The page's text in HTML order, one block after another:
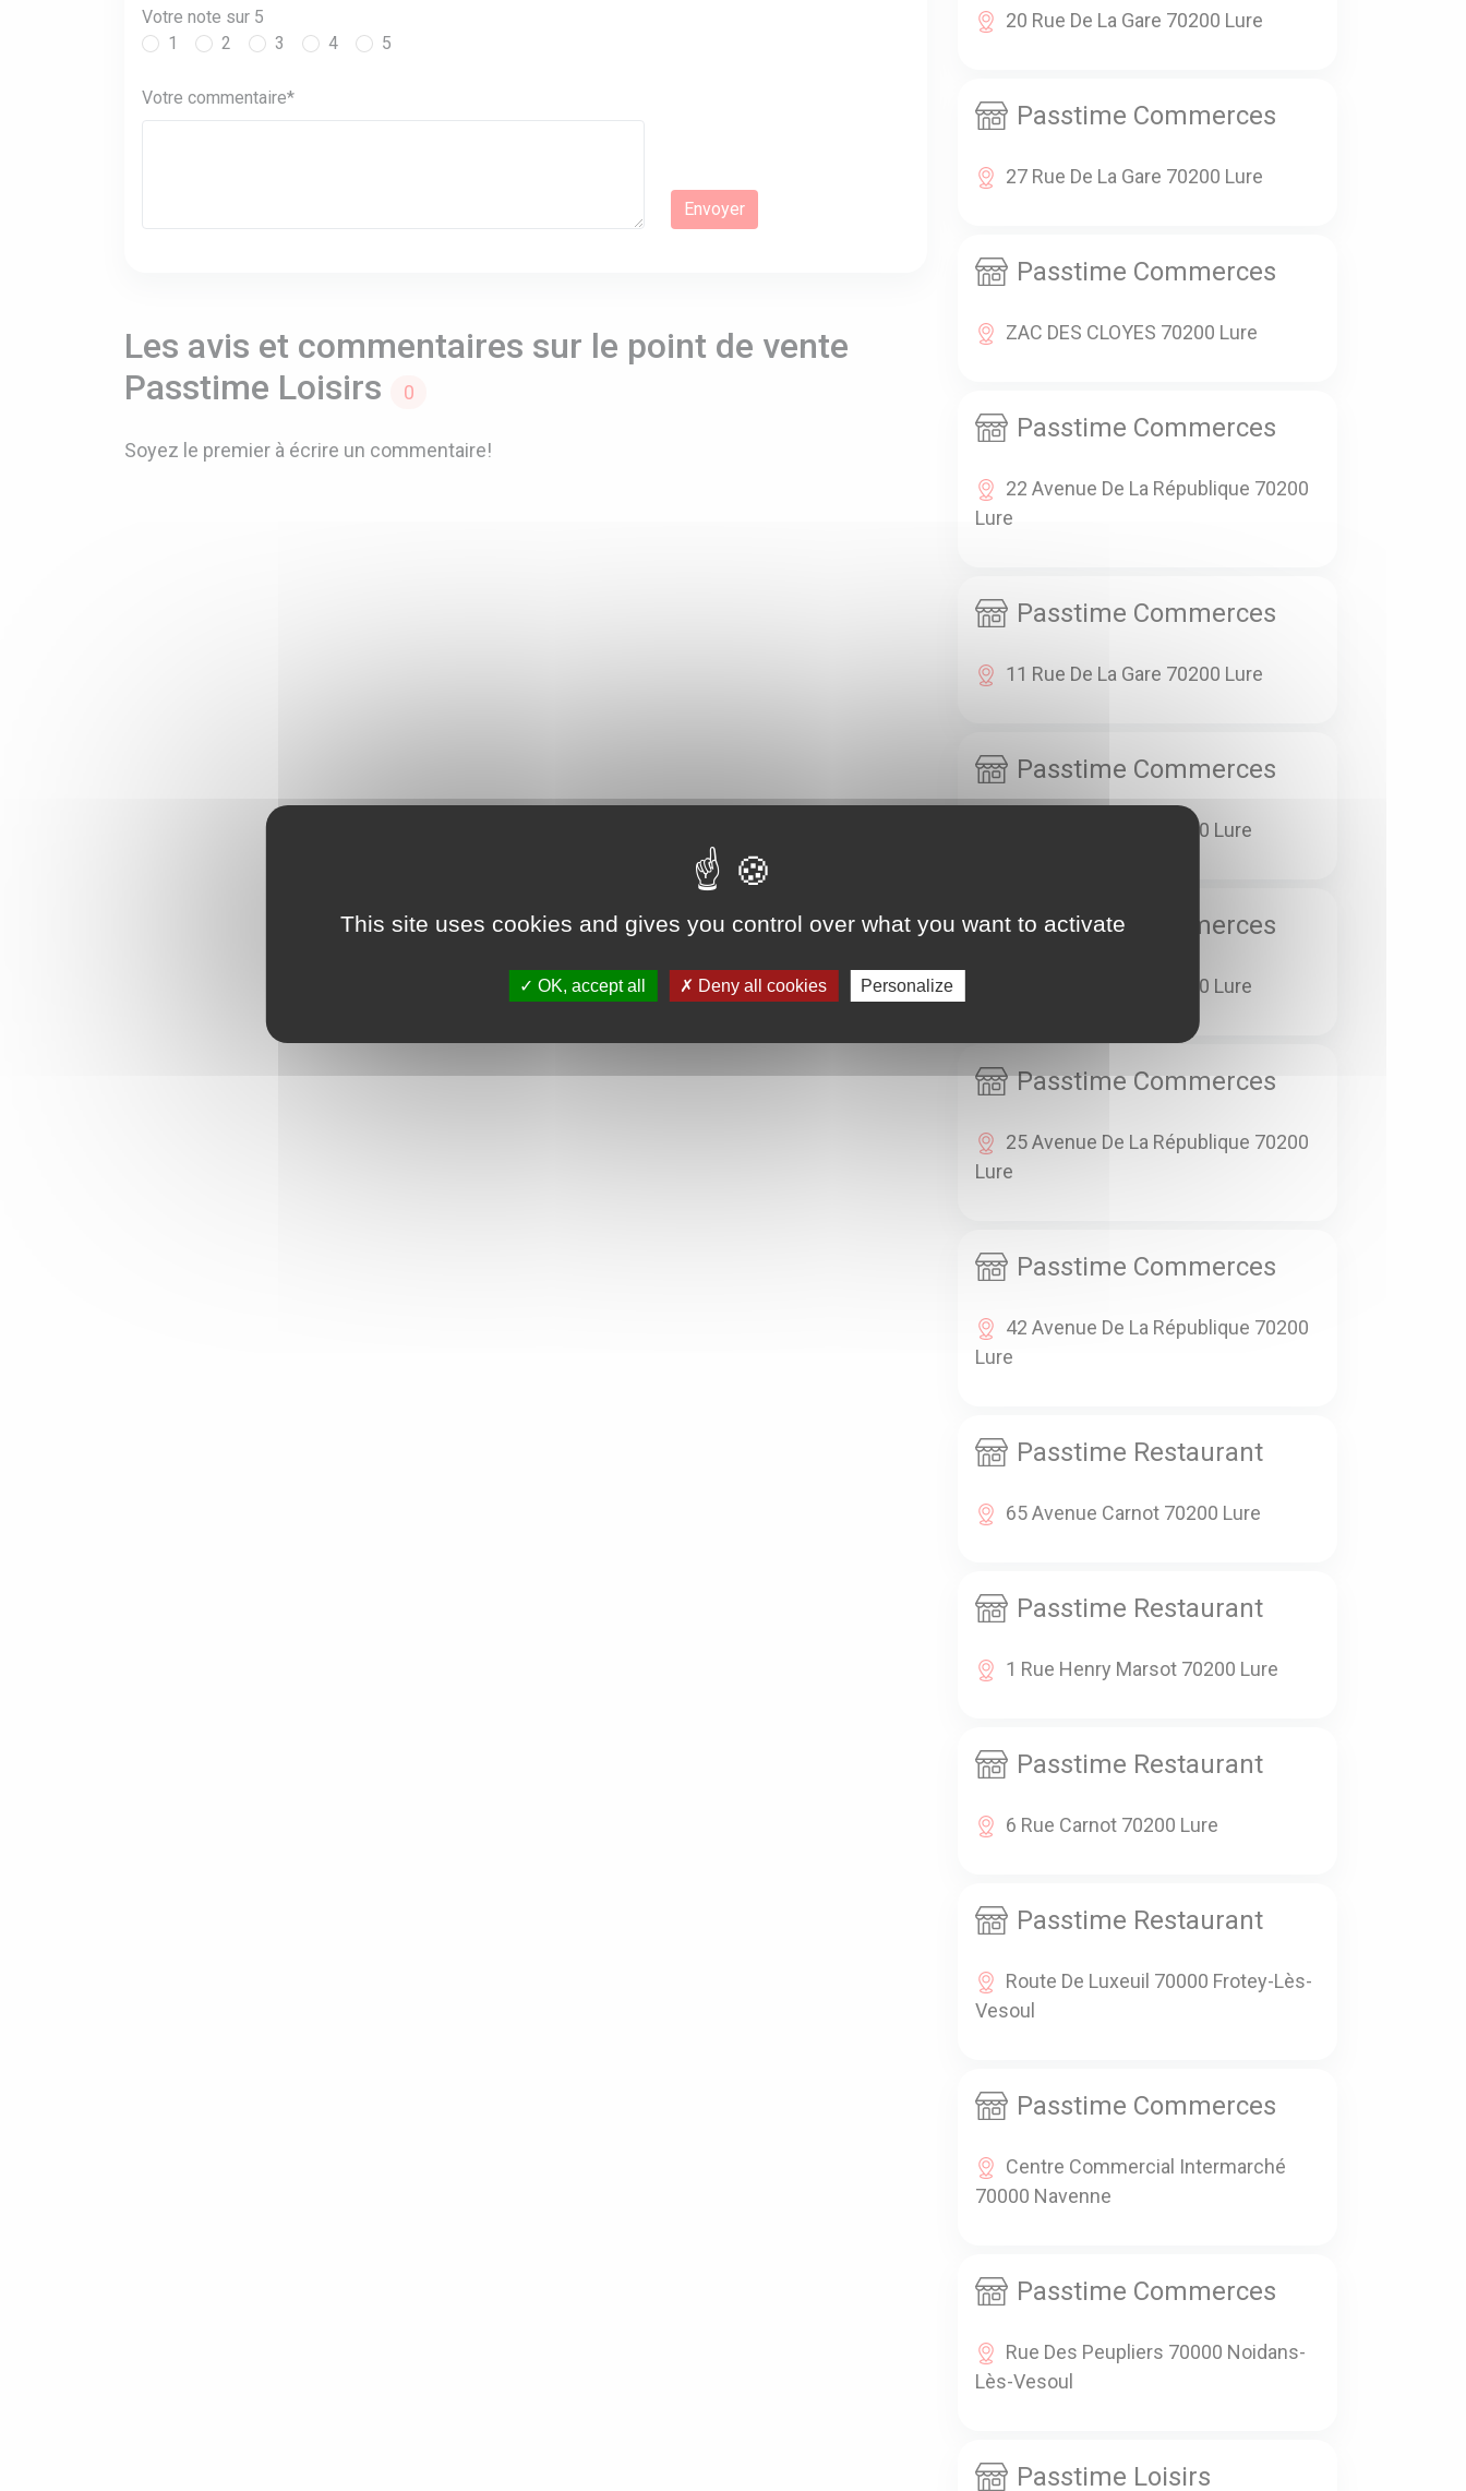
Votre note sur 5
1
2 3 4 5
Votre commentaire*
Les avis et commentaires sur le point de vente
Passtime Loisirs
0
Soyez le premier à écrire un commentaire!
20 Rue De La Gare 70200 Lure
Passtime Commerces
27 Rue De La Gare 70200 Lure
Passtime Commerces
ZAC DES CLOYES 70200 Lure
Passtime Commerces
22 Avenue De La République 70200
Lure
Passtime Commerces
11 Rue De La Gare 70200 Lure
Passtime Commerces
3 Rue De La Gare 70200 Lure
Passtime Commerces
8 Rue De La Gare 70200 Lure
Passtime Commerces
25 Avenue De La République 70200
Lure
Passtime Commerces
42 Avenue De La République 70200
Lure
Passtime Restaurant
65 Avenue Carnot 70200 Lure
Passtime Restaurant
1 Rue Henry Marsot 70200 Lure
Passtime Restaurant
6 Rue Carnot 70200 Lure
Passtime Restaurant
Route De Luxeuil 70000 Frotey-Lès-
Vesoul
Passtime Commerces
Centre Commercial Intermarché
70000 Navenne
Passtime Commerces
Rue Des Peupliers 70000 Noidans-
Lès-Vesoul
Passtime Loisirs
This site uses cookies and gives you control over what you want to activate
OK, accept all Deny all cookies Personalize